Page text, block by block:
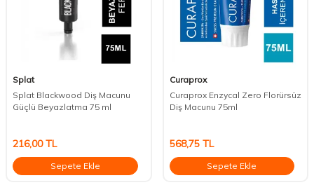
Splat
Splat Blackwood Diş Macunu
Güçlü Beyazlatma 75 ml
216,00TL
Sepete Ekle
Curaprox
Curaprox Enzycal Zero Florürsüz
Diş Macunu 75ml
568,75TL
Sepete Ekle